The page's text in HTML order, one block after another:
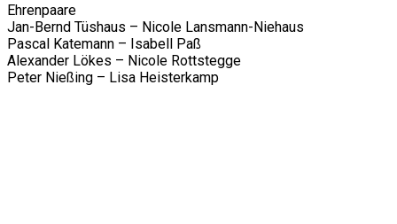
Ehrenpaare
Jan-Bernd Tüshaus – Nicole Lansmann-Niehaus
Pascal Katemann – Isabell Paß
Alexander Lökes – Nicole Rottstegge
Peter Nießing – Lisa Heisterkamp